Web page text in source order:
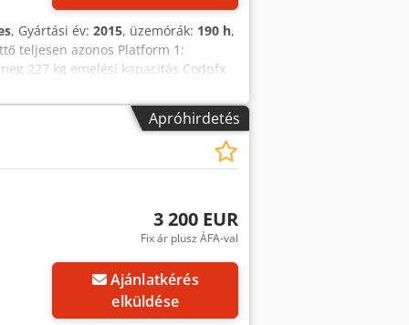
, Gyártási év: 2015, üzemórák: 190 h,
teljesen azonos Platform 1:
227 kg emelési kapacitás Codpfx
ár: 4950,- nettó darabonként!
Apróhirdetés
3 200 EUR
Fix ár plusz ÁFA-val
Ajánlatkérés
elküldése